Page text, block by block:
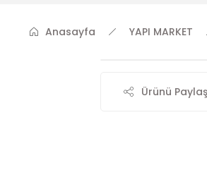
Anasayfa YAPI MARKET
Ürünü Paylaş